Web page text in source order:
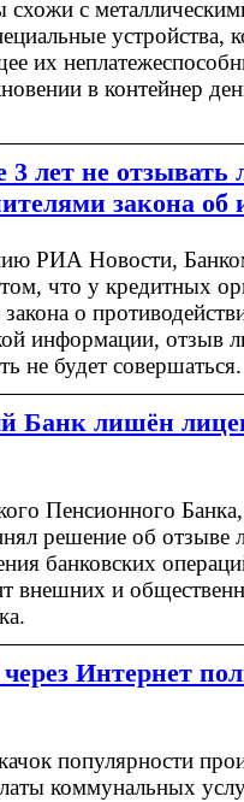
схожи с
устройства,
их
в контейнер
3 лет не отзывать
закона об
РИА Новости,
что у кредитных
о
информации, отзыв
не будет совершаться.
Банк лишён
Пенсионного
решение об отзыве
банковских
внешних и
Интернет
популярности
коммунальных